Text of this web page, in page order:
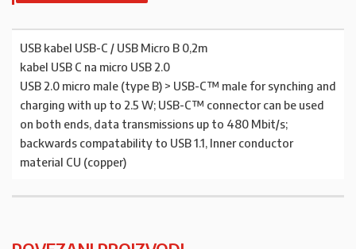
USB kabel USB-C / USB Micro B 0,2m
kabel USB C na micro USB 2.0
USB 2.0 micro male (type B) > USB-C™ male for synching and
charging with up to 2.5 W; USB-C™ connector can be used
on both ends, data transmissions up to 480 Mbit/s;
backwards compatability to USB 1.1, Inner conductor
material CU (copper)